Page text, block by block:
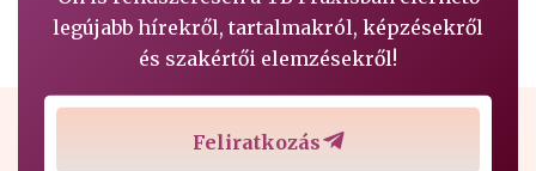
legújabb hírekről, tartalmakról, képzésekről
és szakértői elemzésekről!
Feliratkozás